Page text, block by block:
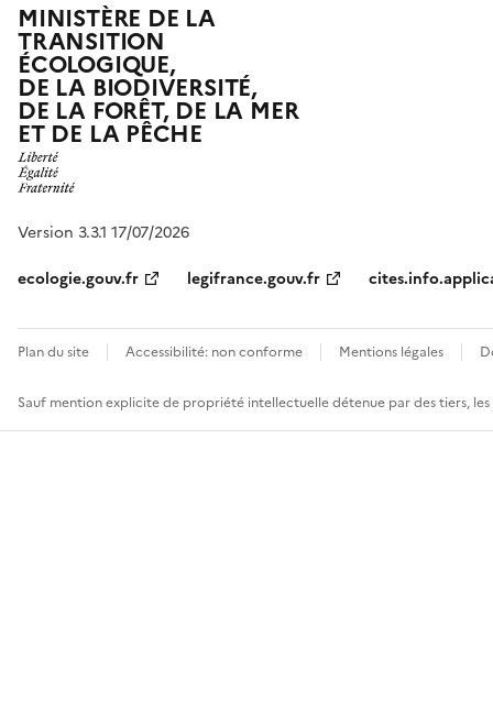
MINISTÈRE DE LA
TRANSITION
ÉCOLOGIQUE,
DE LA BIODIVERSITÉ,
DE LA FORÊT, DE LA MER
ET DE LA PÊCHE
Version 3.3.1 17/07/2026
ecologie.gouv.fr
legifrance.gouv.fr
Plan du site Accessibilité: non conforme Mentions légales
Sauf mention explicite de propriété intellectuelle détenue par des tiers,